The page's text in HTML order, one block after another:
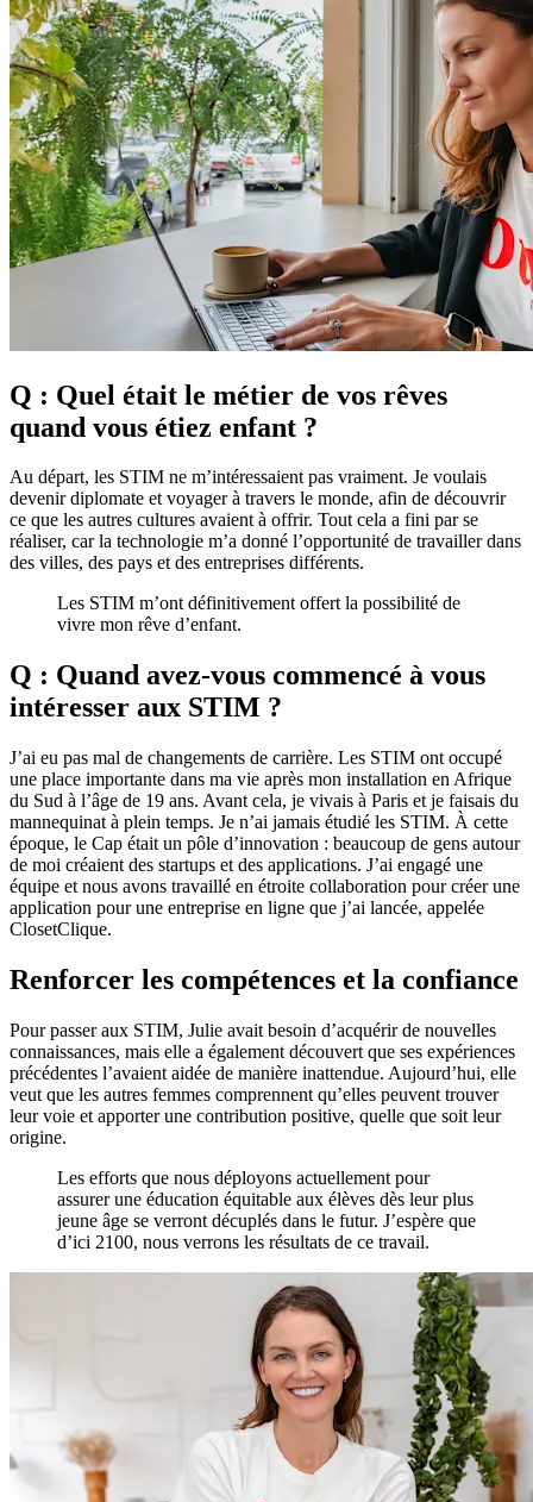
Q : Quel était le métier de vos rêves
quand vous étiez enfant ?
Au départ, les STIM ne m’intéressaient pas vraiment. Je voulais
devenir diplomate et voyager à travers le monde, afin de découvrir
ce que les autres cultures avaient à offrir. Tout cela a fini par se
réaliser, car la technologie m’a donné l’opportunité de travailler dans
des villes, des pays et des entreprises différents.
Les STIM m’ont définitivement offert la possibilité de
vivre mon rêve d’enfant.
Q : Quand avez-vous commencé à vous
intéresser aux STIM ?
J’ai eu pas mal de changements de carrière. Les STIM ont occupé
une place importante dans ma vie après mon installation en Afrique
du Sud à l’âge de 19 ans. Avant cela, je vivais à Paris et je faisais du
mannequinat à plein temps. Je n’ai jamais étudié les STIM. À cette
époque, le Cap était un pôle d’innovation : beaucoup de gens autour
de moi créaient des startups et des applications. J’ai engagé une
équipe et nous avons travaillé en étroite collaboration pour créer une
application pour une entreprise en ligne que j’ai lancée, appelée
ClosetClique.
Renforcer les compétences et la confiance
Pour passer aux STIM, Julie avait besoin d’acquérir de nouvelles
connaissances, mais elle a également découvert que ses expériences
précédentes l’avaient aidée de manière inattendue. Aujourd’hui, elle
veut que les autres femmes comprennent qu’elles peuvent trouver
leur voie et apporter une contribution positive, quelle que soit leur
origine.
Les efforts que nous déployons actuellement pour
assurer une éducation équitable aux élèves dès leur plus
jeune âge se verront décuplés dans le futur. J’espère que
d’ici 2100, nous verrons les résultats de ce travail.